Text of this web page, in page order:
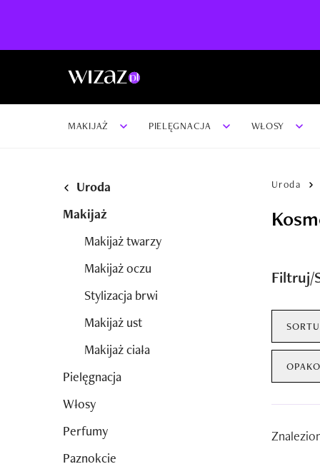
MAKIJAŻ PIELĘGNACJA WŁOSY
Uroda
Makijaż
Makijaż twarzy
Makijaż oczu
Stylizacja brwi
Makijaż ust
Makijaż ciała
Pielęgnacja
Włosy
Perfumy
Paznokcie
Uroda